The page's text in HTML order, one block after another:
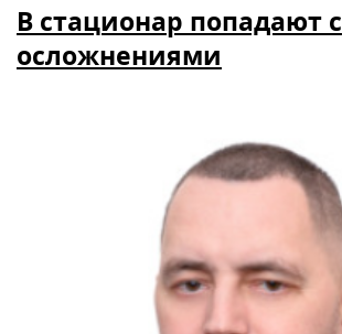
В стационар попадают с
осложнениями